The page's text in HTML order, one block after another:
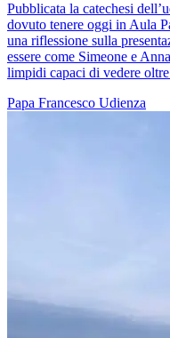
Pubblicata la catechesi
dovuto tenere oggi in Aula
una riflessione sulla
essere come Simeone e
limpidi capaci di vedere
Papa Francesco Udienza